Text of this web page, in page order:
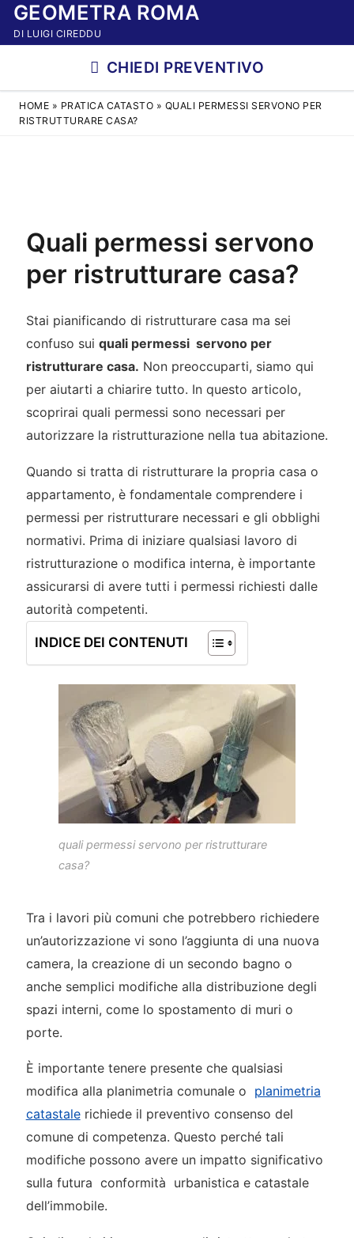
VaiGEOMETRA ROMA
DI LUIGI CIREDDU
CHIEDI PREVENTIVO
HOME » PRATICA CATASTO » QUALI PERMESSI SERVONO PER
RISTRUTTURARE CASA?
Quali permessi servono
per ristrutturare casa?
Stai pianificando di ristrutturare casa ma sei
confuso sui quali permessi servono per
ristrutturare casa. Non preoccuparti, siamo qui
per aiutarti a chiarire tutto. In questo articolo,
scoprirai quali permessi sono necessari per
autorizzare la ristrutturazione nella tua abitazione.
Quando si tratta di ristrutturare la propria casa o
appartamento, è fondamentale comprendere i
permessi per ristrutturare necessari e gli obblighi
normativi. Prima di iniziare qualsiasi lavoro di
ristrutturazione o modifica interna, è importante
assicurarsi di avere tutti i permessi richiesti dalle
autorità competenti.
INDICE DEI CONTENUTI
quali permessi servono per ristrutturare
casa?
Tra i lavori più comuni che potrebbero richiedere
un’autorizzazione vi sono l’aggiunta di una nuova
camera, la creazione di un secondo bagno o
anche semplici modifiche alla distribuzione degli
spazi interni, come lo spostamento di muri o
porte.
È importante tenere presente che qualsiasi
modifica alla planimetria comunale o planimetria
catastalerichiede il preventivo consenso del
comune di competenza. Questo perché tali
modifiche possono avere un impatto significativo
sulla futura conformità urbanistica e catastale
dell’immobile.